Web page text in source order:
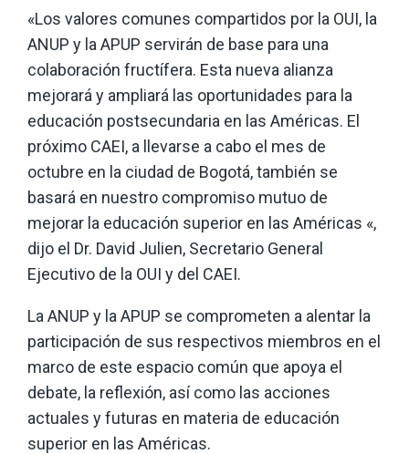
«Los valores comunes compartidos por la OUI, la
ANUP y la APUP servirán de base para una
colaboración fructífera. Esta nueva alianza
mejorará y ampliará las oportunidades para la
educación postsecundaria en las Américas. El
próximo CAEI, a llevarse a cabo el mes de
octubre en la ciudad de Bogotá, también se
basará en nuestro compromiso mutuo de
mejorar la educación superior en las Américas «,
dijo el Dr. David Julien, Secretario General
Ejecutivo de la OUI y del CAEI.
La ANUP y la APUP se comprometen a alentar la
participación de sus respectivos miembros en el
marco de este espacio común que apoya el
debate, la reflexión, así como las acciones
actuales y futuras en materia de educación
superior en las Américas.